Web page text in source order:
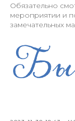
Обязательно
мероприятии и
замечательных
Политика
Осуществляя
из способов, вы